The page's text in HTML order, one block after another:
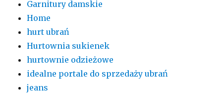
Garnitury damskie
Home
hurt ubrań
Hurtownia sukienek
hurtownie odzieżowe
idealne portale do sprzedaży ubrań
jeans